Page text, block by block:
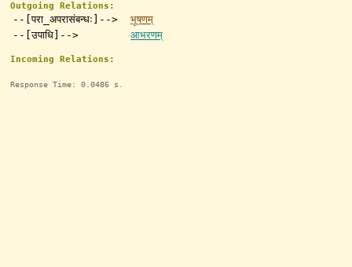
Outgoing Relations:
--[परा_अपरासंबन्धः]-->
भूषणम्
--[उपाधि]-->
आभरणम्
Incoming Relations:
Response Time: 0.0486 s.